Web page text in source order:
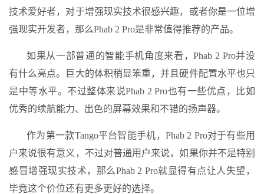
技术爱好者，对于增强现实技术很感兴趣，或者你是一位增
强现实开发者，那么Phab 2 Pro是非常值得推荐的产品。
如果从一部普通的智能手机角度来看，Phab 2 Pro并没
有什么亮点。巨大的体积稍显笨重，并且硬件配置水平也只
是中等水平。不过整体来说Phab 2 Pro也有一些优点，比如
优秀的续航能力、出色的屏幕效果和不错的扬声器。
作为第一款Tango平台智能手机，Phab 2 Pro对于有些用
户来说很有意义，不过对普通用户来说，如果你并不是特别
感冒增强现实技术，那么Phab 2 Pro就显得有点让人失望，
毕竟这个价位还有更多更好的选择。